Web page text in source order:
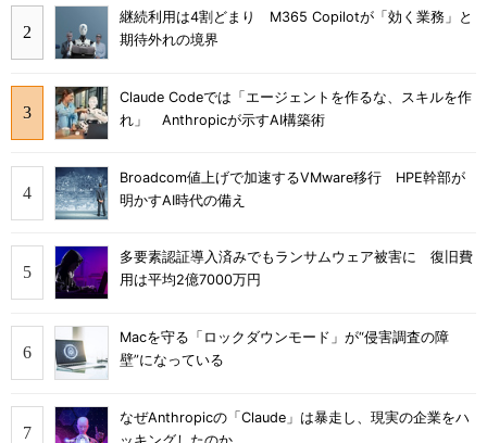
継続利用は4割どまり M365 Copilotが「効く業務」と
期待外れの境界
Claude Codeでは「エージェントを作るな、スキルを作
れ」 Anthropicが示すAI構築術
Broadcom値上げで加速するVMware移行 HPE幹部が
明かすAI時代の備え
多要素認証導入済みでもランサムウェア被害に 復旧費
用は平均2億7000万円
Macを守る「ロックダウンモード」が“侵害調査の障
壁”になっている
なぜAnthropicの「Claude」は暴走し、現実の企業をハ